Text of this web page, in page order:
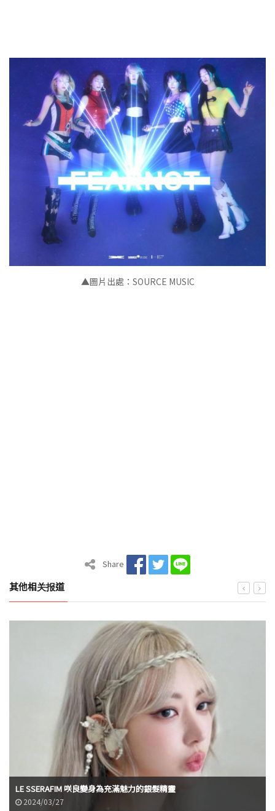
▲圖片出處：SOURCE MUSIC
Share
其他相关报道
LE SSERAFIM 咲良變身為充滿魅力的銀髮精靈
2024/03/27